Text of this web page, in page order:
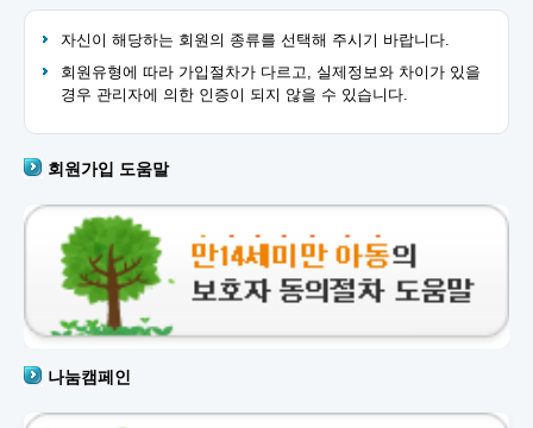
자신이 해당하는 회원의 종류를 선택해 주시기 바랍니다.
회원유형에 따라 가입절차가 다르고, 실제정보와 차이가 있을
경우 관리자에 의한 인증이 되지 않을 수 있습니다.
회원가입 도움말
나눔캠페인